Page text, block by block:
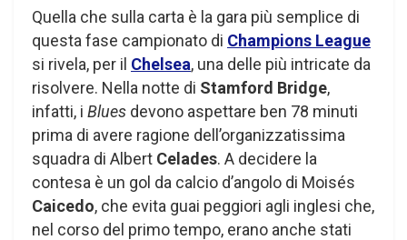
Quella che sulla carta è la gara più semplice di
questa fase campionato di Champions League
si rivela, per il Chelsea, una delle più intricate da
risolvere. Nella notte di Stamford Bridge,
infatti, i Blues devono aspettare ben 78 minuti
prima di avere ragione dell’organizzatissima
squadra di Albert Celades. A decidere la
contesa è un gol da calcio d’angolo di Moisés
Caicedo, che evita guai peggiori agli inglesi che,
nel corso del primo tempo, erano anche stati